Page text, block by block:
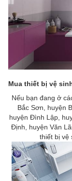
Mua thiết bị vệ
Nếu bạn đang ở
Bắc Sơn, huyện
huyện Đình Lập,
Định, huyện Văn
thiết bị vệ